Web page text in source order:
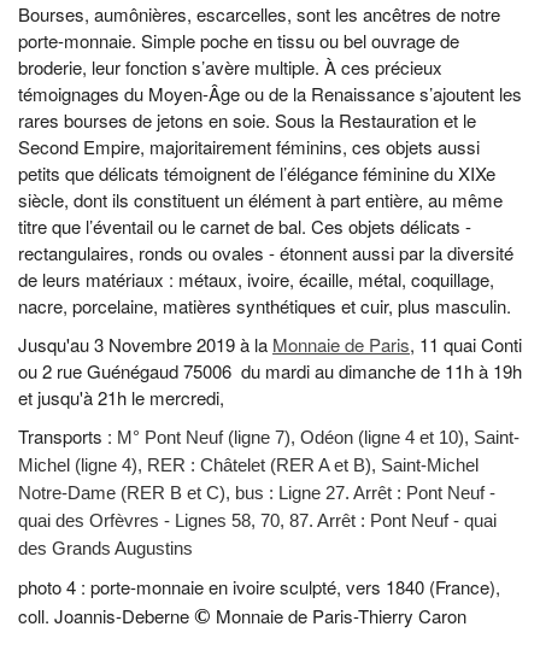
Bourses, aumônières, escarcelles, sont les ancêtres de notre
porte-monnaie. Simple poche en tissu ou bel ouvrage de
broderie, leur fonction s’avère multiple. À ces précieux
témoignages du Moyen-Âge ou de la Renaissance s’ajoutent les
rares bourses de jetons en soie. Sous la Restauration et le
Second Empire, majoritairement féminins, ces objets aussi
petits que délicats témoignent de l’élégance féminine du XIXe
siècle, dont ils constituent un élément à part entière, au même
titre que l’éventail ou le carnet de bal. Ces objets délicats -
rectangulaires, ronds ou ovales - étonnent aussi par la diversité
de leurs matériaux : métaux, ivoire, écaille, métal, coquillage,
nacre, porcelaine, matières synthétiques et cuir, plus masculin.
Jusqu'au 3 Novembre 2019 à la Monnaie de Paris, 11 quai Conti
ou 2 rue Guénégaud 75006 du mardi au dimanche de 11h à 19h
et jusqu'à 21h le mercredi,
Transports : M° Pont Neuf (ligne 7), Odéon (ligne 4 et 10), Saint-
Michel (ligne 4), RER : Châtelet (RER A et B), Saint-Michel
Notre-Dame (RER B et C), bus : Ligne 27. Arrêt : Pont Neuf -
quai des Orfèvres - Lignes 58, 70, 87. Arrêt : Pont Neuf - quai
des Grands Augustins
​photo 4 : porte-monnaie en ivoire sculpté, vers 1840 (France),
coll. Joannis-Deberne © Monnaie de Paris-Thierry Caron